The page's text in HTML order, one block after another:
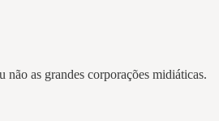
não as grandes corporações midiáticas.